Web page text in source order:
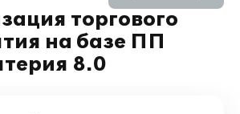
торгового
на базе ПП
8.0